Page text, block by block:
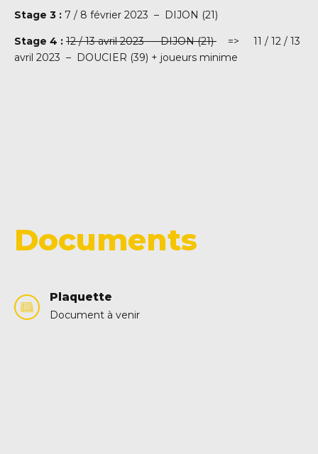
Stage 3 : 7 / 8 février 2023 – DIJON (21)
Stage 4 : 12 / 13 avril 2023 – DIJON (21) => 11 / 12 / 13
avril 2023 – DOUCIER (39) + joueurs minime
Documents
Plaquette
Document à venir